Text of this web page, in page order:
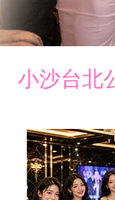
小沙台北